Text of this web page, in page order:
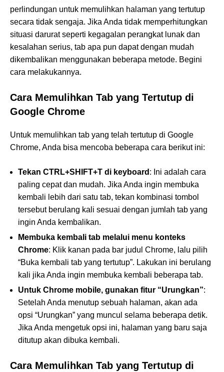
perlindungan untuk memulihkan halaman yang tertutup
secara tidak sengaja. Jika Anda tidak memperhitungkan
situasi darurat seperti kegagalan perangkat lunak dan
kesalahan serius, tab apa pun dapat dengan mudah
dikembalikan menggunakan beberapa metode. Begini
cara melakukannya.
Cara Memulihkan Tab yang Tertutup di
Google Chrome
Untuk memulihkan tab yang telah tertutup di Google
Chrome, Anda bisa mencoba beberapa cara berikut ini:
Tekan CTRL+SHIFT+T di keyboard : Ini adalah cara
paling cepat dan mudah. Jika Anda ingin membuka
kembali lebih dari satu tab, tekan kombinasi tombol
tersebut berulang kali sesuai dengan jumlah tab yang
ingin Anda kembalikan.
Membuka kembali tab melalui menu konteks
Chrome: Klik kanan pada bar judul Chrome, lalu pilih
“Buka kembali tab yang tertutup”. Lakukan ini berulang
kali jika Anda ingin membuka kembali beberapa tab.
Untuk Chrome mobile, gunakan fitur “Urungkan”:
Setelah Anda menutup sebuah halaman, akan ada
opsi “Urungkan” yang muncul selama beberapa detik.
Jika Anda mengetuk opsi ini, halaman yang baru saja
ditutup akan dibuka kembali.
Cara Memulihkan Tab yang Tertutup di